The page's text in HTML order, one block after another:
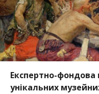
Експертно-фондова
унікальних